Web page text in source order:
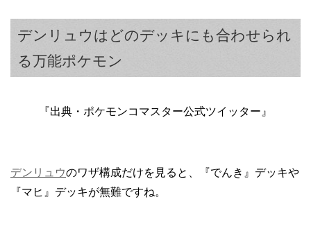
デンリュウはどのデッキにも合わせられ
る万能ポケモン
『出典・ポケモンコマスター公式ツイッター』
デンリュウのワザ構成だけを見ると、『でんき』デッキや
『マヒ』デッキが無難ですね。